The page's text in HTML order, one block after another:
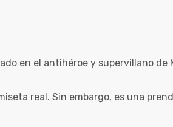
en el antihéroe y supervillano de
real. Sin embargo, es una